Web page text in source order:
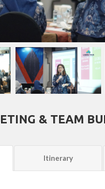
& TEAM
Itinerary